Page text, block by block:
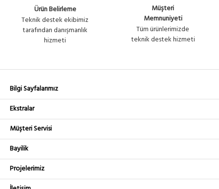
Ürün Belirleme
Teknik destek ekibimiz
tarafından danışmanlık
hizmeti
Müşteri
Memnuniyeti
Tüm ürünlerimizde
teknik destek hizmeti
Bilgi Sayfalarımız
Ekstralar
Müşteri Servisi
Bayilik
Projelerimiz